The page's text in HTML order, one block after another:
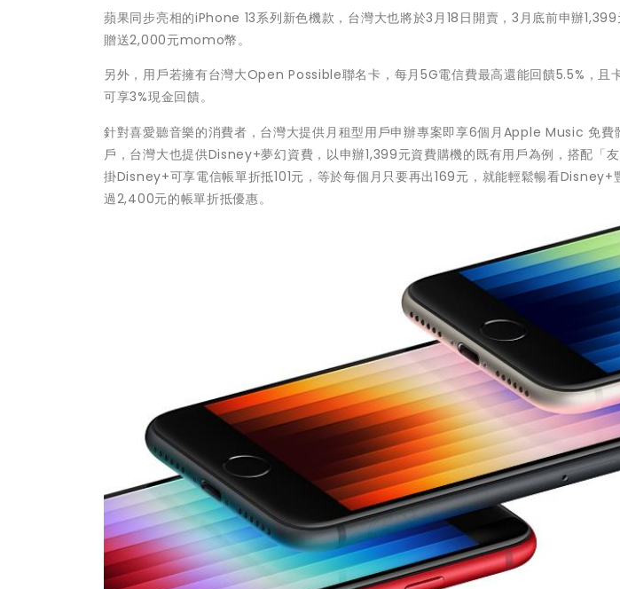
蘋果同步亮相的iPhone 13系列新色機款，台灣大也將於3月18日開賣，3月底前申辦
贈送2,000元momo幣。
另外，用戶若擁有台灣大Open Possible聯名卡，每月5G電信費最高還能回饋5.5%，
可享3%現金回饋。
針對喜愛聽音樂的消費者，台灣大提供月租型用戶申辦專案即享6個月Apple Music 免費
戶，台灣大也提供Disney+夢幻資費，以申辦1,399元資費購機的既有用戶為例，搭配「
掛Disney+可享電信帳單折抵101元，等於每個月只要再出169元，就能輕鬆暢看Disney+
過2,400元的帳單折抵優惠。